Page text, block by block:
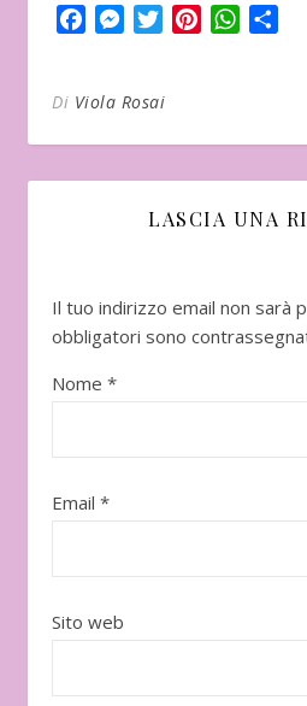
FacebookMessenger
TwitterPinterest
Di Viola Rosai
LASCIA UNA
Il tuo indirizzo email non sarà
obbligatori sono
Nome *
Email *
Sito web